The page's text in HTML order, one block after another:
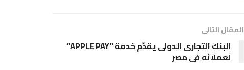
المقال التالى
البنك التجارى الدولى يقدّم خدمة “APPLE PAY”
لعملائه فى مصر